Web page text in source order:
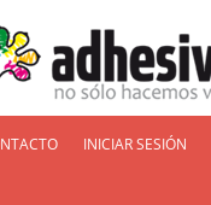
INICIAR SESIÓN